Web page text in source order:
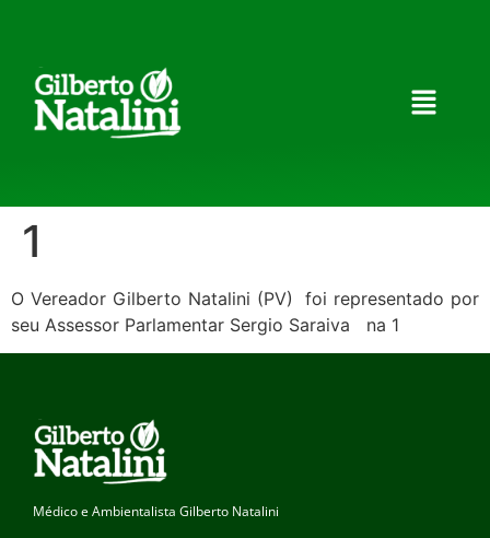
1
O Vereador Gilberto Natalini (PV) foi representado por
seu Assessor Parlamentar Sergio Saraiva na 1
Médico e Ambientalista Gilberto Natalini